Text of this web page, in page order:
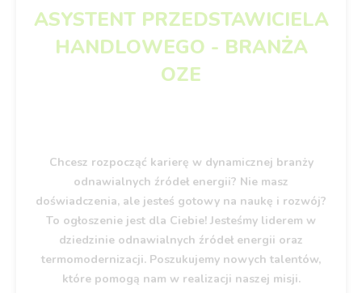
ASYSTENT PRZEDSTAWICIELA
HANDLOWEGO - BRANŻA
OZE
Chcesz rozpocząć karierę w dynamicznej branży
odnawialnych źródeł energii? Nie masz
doświadczenia, ale jesteś gotowy na naukę i rozwój?
To ogłoszenie jest dla Ciebie! Jesteśmy liderem w
dziedzinie odnawialnych źródeł energii oraz
termomodernizacji. Poszukujemy nowych talentów,
które pomogą nam w realizacji naszej misji.